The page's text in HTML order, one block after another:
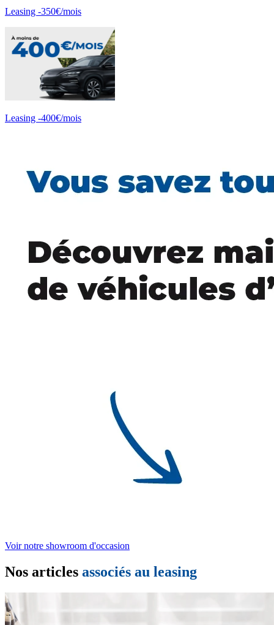
Leasing -350€/mois
Leasing -400€/mois
Voir notre showroom d'occasion
Nos articles associés au leasing